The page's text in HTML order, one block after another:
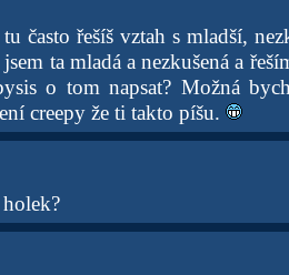
často řešíš vztah s mladší,
ta mladá a nezkušená a
o tom napsat? Možná
creepy že ti takto píšu.